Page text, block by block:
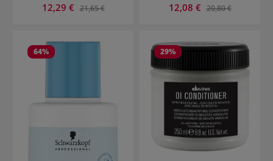
Verkaufspreis:
12,29 € Regulärer Preis:
21,65 €
Verkaufspreis:
12,08 € Regulärer Preis:
20,80 €
64% 29%